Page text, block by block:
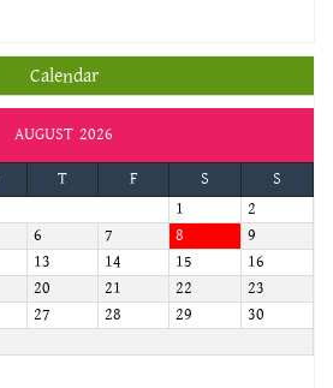
Calendar
AUGUST 2026
T F S
S
1
2
6 7 8
9
13 14 15
16
20 21 22
23
27 28 29
30